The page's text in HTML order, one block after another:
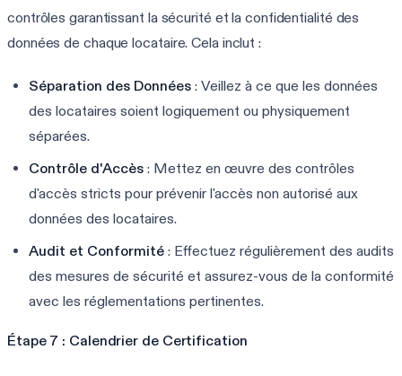
contrôles garantissant la sécurité et la confidentialité des
données de chaque locataire. Cela inclut :
Séparation des Données : Veillez à ce que les données
des locataires soient logiquement ou physiquement
séparées.
Contrôle d'Accès : Mettez en œuvre des contrôles
d'accès stricts pour prévenir l'accès non autorisé aux
données des locataires.
Audit et Conformité : Effectuez régulièrement des audits
des mesures de sécurité et assurez-vous de la conformité
avec les réglementations pertinentes.
Étape 7 : Calendrier de Certification